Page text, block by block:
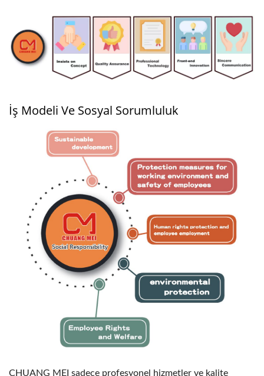
İş Modeli Ve Sosyal Sorumluluk
CHUANG MEI sadece profesyonel hizmetler ve kalite